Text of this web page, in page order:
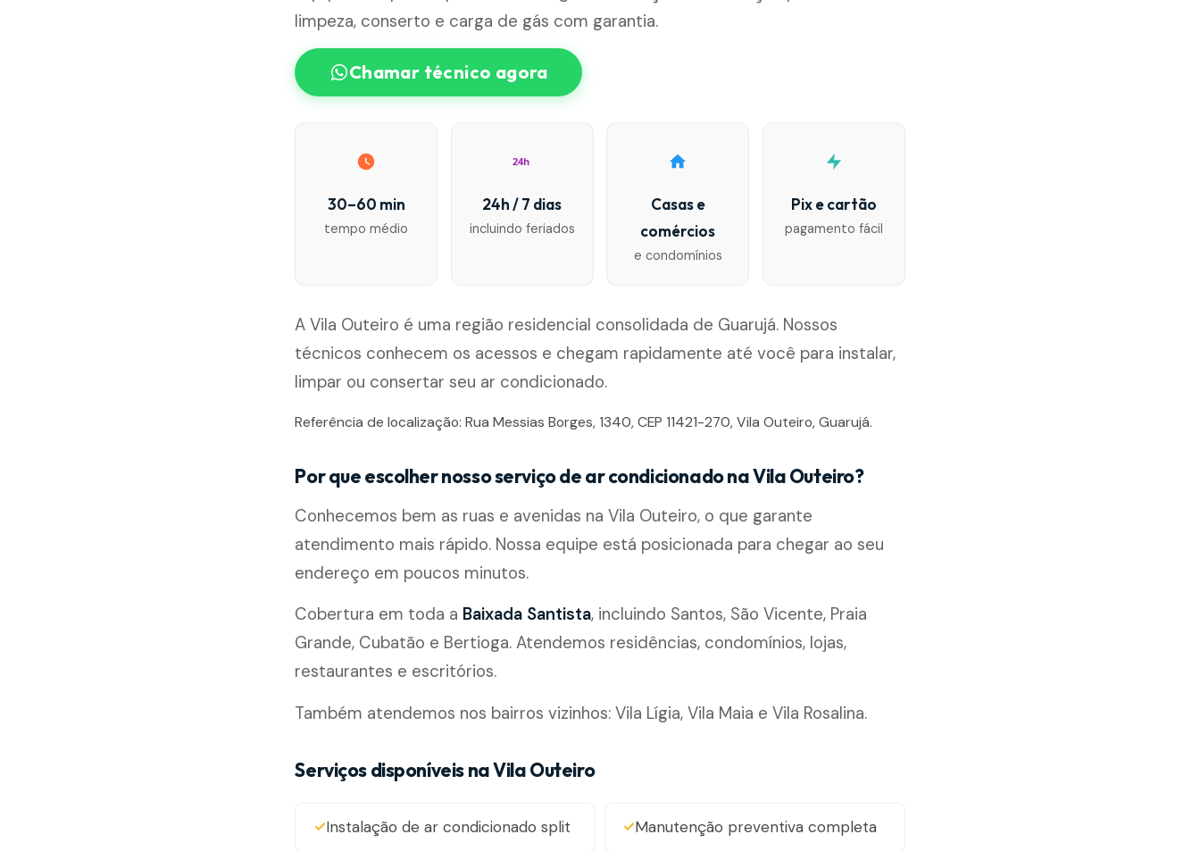
limpeza, conserto e carga de gás com garantia.
Chamar técnico agora
30–60 min
tempo médio
24h
24h / 7 dias
incluindo feriados
Casas e
comércios
e condomínios
Pix e cartão
pagamento fácil
A Vila Outeiro é uma região residencial consolidada de Guarujá. Nossos
técnicos conhecem os acessos e chegam rapidamente até você para instalar,
limpar ou consertar seu ar condicionado.
Referência de localização: Rua Messias Borges, 1340, CEP 11421-270, Vila Outeiro, Guarujá.
Por que escolher nosso serviço de ar condicionado na Vila Outeiro?
Conhecemos bem as ruas e avenidas na Vila Outeiro, o que garante
atendimento mais rápido. Nossa equipe está posicionada para chegar ao seu
endereço em poucos minutos.
Cobertura em toda a Baixada Santista, incluindo Santos, São Vicente, Praia
Grande, Cubatão e Bertioga. Atendemos residências, condomínios, lojas,
restaurantes e escritórios.
Também atendemos nos bairros vizinhos: Vila Lígia, Vila Maia e Vila Rosalina.
Serviços disponíveis na Vila Outeiro
Instalação de ar condicionado split Manutenção preventiva completa